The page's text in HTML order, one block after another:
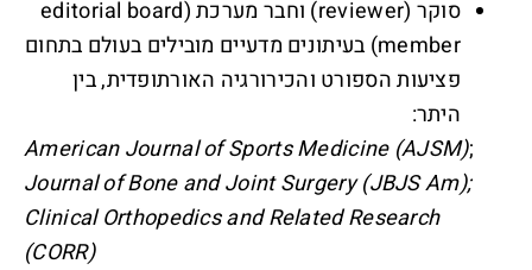
סוקר (reviewer) וחבר מערכת (editorial board
member) בעיתונים מדעיים מובילים בעולם בתחום
פציעות הספורט והכירורגיה האורתופדית, בין
היתר:
American Journal of Sports Medicine (AJSM);
Journal of Bone and Joint Surgery (JBJS Am);
Clinical Orthopedics and Related Research
(CORR)